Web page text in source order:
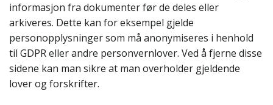
informasjon fra dokumenter før de deles eller
arkiveres. Dette kan for eksempel gjelde
personopplysninger som må anonymiseres i henhold
til GDPR eller andre personvernlover. Ved å fjerne disse
sidene kan man sikre at man overholder gjeldende
lover og forskrifter.